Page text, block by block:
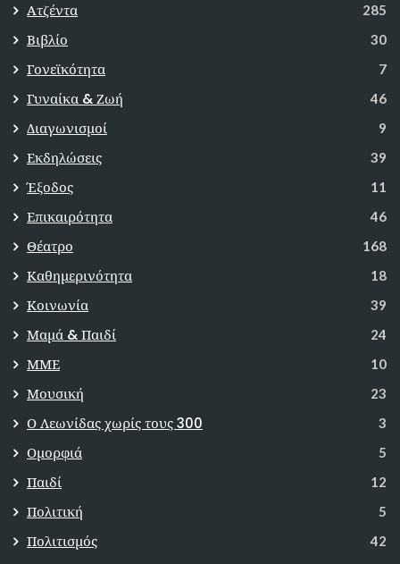
Ατζέντα 285
Βιβλίο 30
Γονεϊκότητα 7
Γυναίκα & Ζωή 46
Διαγωνισμοί 9
Εκδηλώσεις 39
Έξοδος 11
Επικαιρότητα 46
Θέατρο 168
Καθημερινότητα 18
Κοινωνία 39
Μαμά & Παιδί 24
ΜΜΕ 10
Μουσική 23
Ο Λεωνίδας χωρίς τους 300 3
Ομορφιά 5
Παιδί 12
Πολιτική 5
Πολιτισμός 42